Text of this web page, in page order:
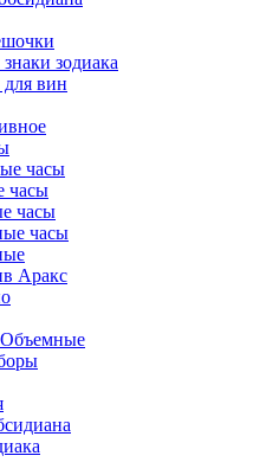
зодиака
вин
часы
часы
часы
часы
Аракс